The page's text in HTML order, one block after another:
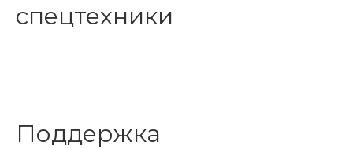
спецтехники
Поддержка